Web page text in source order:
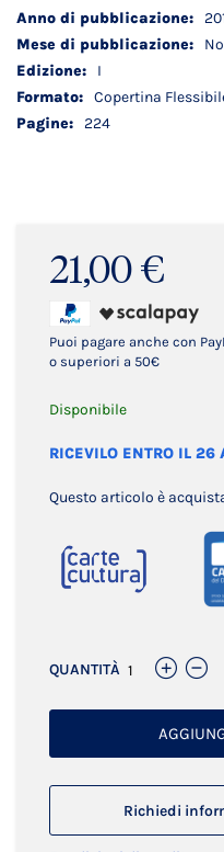
21,00 €
Puoi pagare anche con
o superiori a 50€
Disponibile
RICEVILO ENTRO IL 26
Questo articolo è
QUANTITÀ
Richiedi
tecnici
I
Copertina
224